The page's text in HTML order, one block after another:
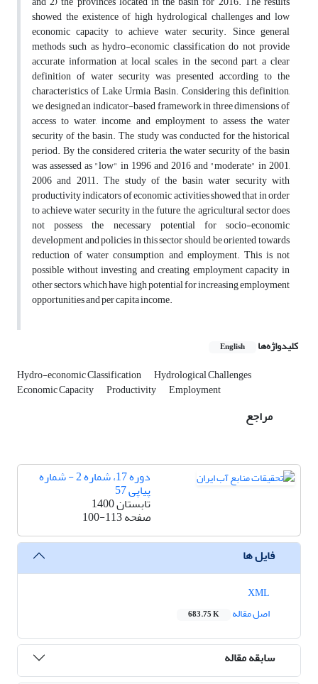
showed the existence of high hydrological challenges and low
economic capacity to achieve water security. Since general
methods such as hydro-economic classification do not provide
accurate information at local scales, in the second part, a clear
definition of water security was presented according to the
characteristics of Lake Urmia Basin. Considering this definition,
we designed an indicator-based framework in three dimensions of
access to water, income, and employment to assess the water
security of the basin. The study was conducted for the historical
period. By the considered criteria, the water security of the basin
was assessed as "low" in 1996 and 2016 and "moderate" in 2001,
2006 and 2011. The study of the basin water security with
productivity indicators of economic activities showed that in order
to achieve water security in the future, the agricultural sector does
not possess the necessary potential for socio-economic
development and policies in this sector should be oriented towards
reduction of water consumption and employment. This is not
possible without investing and creating employment capacity in
other sectors, which have high potential for increasing employment
opportunities and per capita income.
کلیدواژه‌ها English
Hydro-economic Classification Hydrological Challenges
Economic Capacity Productivity Employment
مراجع
دوره 17، شماره 2 - شماره
پیاپی 57
تابستان 1400
صفحه100-113
فایل ها
اصل مقاله
683.75 K
سابقه مقاله